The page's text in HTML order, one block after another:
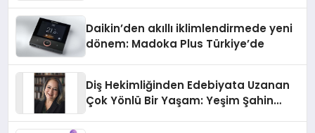
Daikin’den akıllı iklimlendirmede yeni
dönem: Madoka Plus Türkiye’de
Diş Hekimliğinden Edebiyata Uzanan
Çok Yönlü Bir Yaşam: Yeşim Şahin